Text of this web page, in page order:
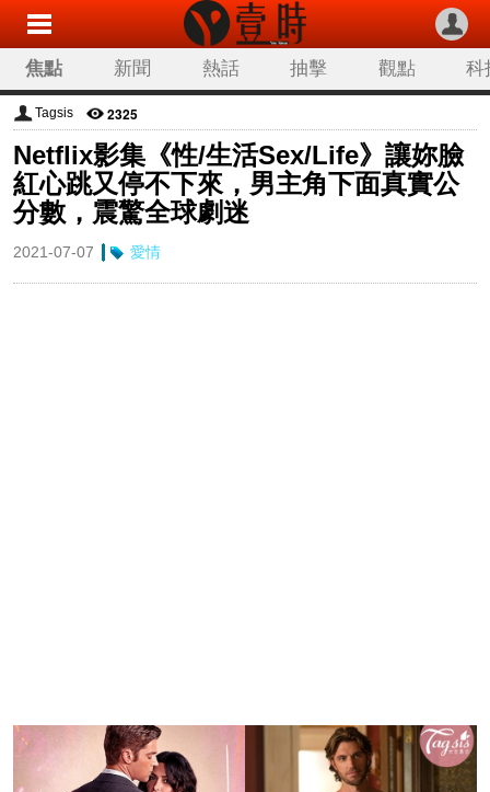
焦點 新聞 熱話 抽擊 觀點 科
Tagsis 2325
Netflix影集《性/生活Sex/Life》讓妳臉
紅心跳又停不下來，男主角下面真實公
分數，震驚全球劇迷
2021-07-07 愛情